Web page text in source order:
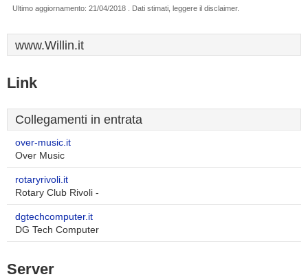
Ultimo aggiornamento: 21/04/2018 . Dati stimati, leggere il disclaimer.
www.Willin.it
Link
Collegamenti in entrata
over-music.it
Over Music
rotaryrivoli.it
Rotary Club Rivoli -
dgtechcomputer.it
DG Tech Computer
Server